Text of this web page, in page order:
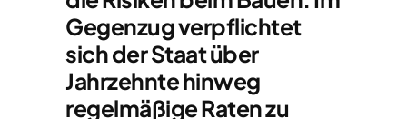
Gegenzug verpflichtet
sich der Staat über
Jahrzehnte hinweg
regelmäßige Raten zu